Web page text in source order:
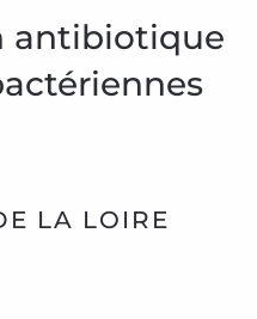
antibiotique
LA LOIRE